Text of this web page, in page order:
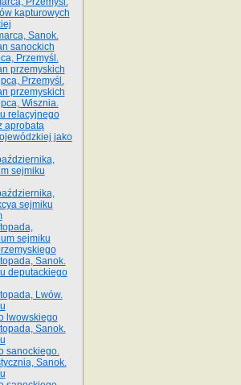
kapturowych
Sanok.
sanockich
Przemyśl.
przemyskich
Przemyśl.
przemyskich
Wisznia.
relacyjnego
aprobatą
jako
sejmiku
sejmiku
sejmiku
Sanok.
deputackiego
Lwów.
lwowskiego
Sanok.
sanockiego.
Sanok.